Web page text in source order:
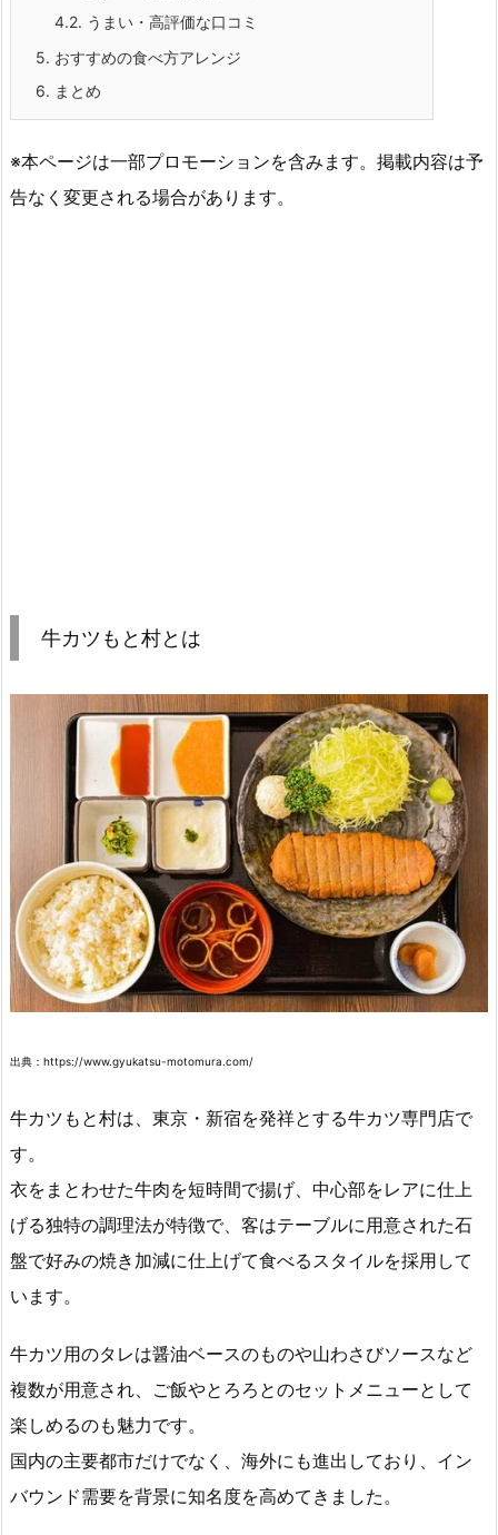
4.2. うまい・高評価な口コミ
5. おすすめの食べ方アレンジ
6. まとめ
※本ページは一部プロモーションを含みます。掲載内容は予
告なく変更される場合があります。
牛カツもと村とは
出典：https://www.gyukatsu-motomura.com/
牛カツもと村は、東京・新宿を発祥とする牛カツ専門店で
す。
衣をまとわせた牛肉を短時間で揚げ、中心部をレアに仕上
げる独特の調理法が特徴で、客はテーブルに用意された石
盤で好みの焼き加減に仕上げて食べるスタイルを採用して
います。
牛カツ用のタレは醤油ベースのものや山わさびソースなど
複数が用意され、ご飯やとろろとのセットメニューとして
楽しめるのも魅力です。
国内の主要都市だけでなく、海外にも進出しており、イン
バウンド需要を背景に知名度を高めてきました。